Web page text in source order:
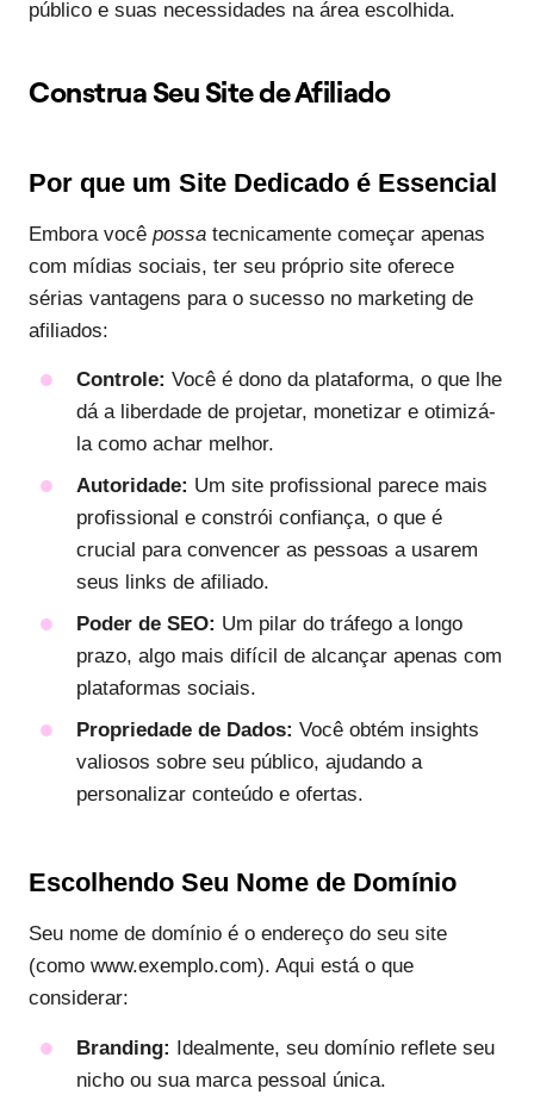
público e suas necessidades na área escolhida.
Construa Seu Site de Afiliado
Por que um Site Dedicado é Essencial
Embora você possa tecnicamente começar apenas
com mídias sociais, ter seu próprio site oferece
sérias vantagens para o sucesso no marketing de
afiliados:
Controle: Você é dono da plataforma, o que lhe
dá a liberdade de projetar, monetizar e otimizá-
la como achar melhor.
Autoridade: Um site profissional parece mais
profissional e constrói confiança, o que é
crucial para convencer as pessoas a usarem
seus links de afiliado.
Poder de SEO: Um pilar do tráfego a longo
prazo, algo mais difícil de alcançar apenas com
plataformas sociais.
Propriedade de Dados: Você obtém insights
valiosos sobre seu público, ajudando a
personalizar conteúdo e ofertas.
Escolhendo Seu Nome de Domínio
Seu nome de domínio é o endereço do seu site
(como www.exemplo.com). Aqui está o que
considerar:
Branding: Idealmente, seu domínio reflete seu
nicho ou sua marca pessoal única.